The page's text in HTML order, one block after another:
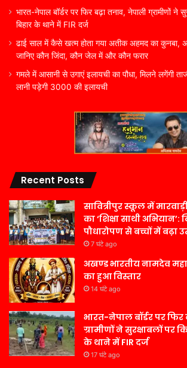
भारत-नेपाल बॉर्डर पर फिर बढ़ा तनाव, नेपाली ग्रामीणों ने
बिहार के थाने में FIR दर्ज
ढाई साल में कैसे खत्म होता गया अतीक अहमद का
जानिए कौन जिंदा, कौन जेल में और कौन फरार
गमले में आसानी से उगाएं इलायची का पौधा, मिलने लगेंगी
लानी पड़ेगी 3000 की इलायची
Recent Posts
सावित्रीपुर स्कूल में
का ‘शिक्षा साथी
पौधारोपण से बच्चों में बढ़ा
7 घंटे ago
अखण्ड भारतीय नामदेव
का हुआ विस्तार
14 घंटे ago
भारत-नेपाल बॉर्डर पर
ग्रामीणों ने सुरक्षाबलों पर
के थाने में FIR दर्ज
17 घंटे ago